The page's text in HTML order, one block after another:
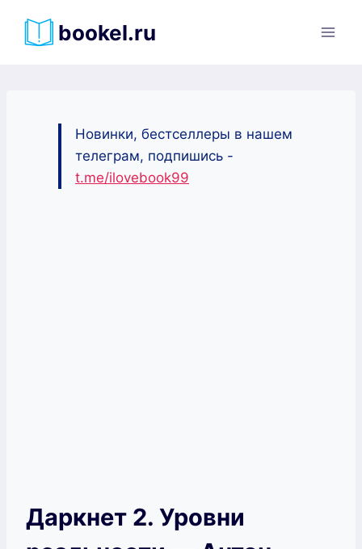
bookel.ru
Новинки, бестселлеры в нашем
телеграм, подпишись -
t.me/ilovebook99
Даркнет 2. Уровни